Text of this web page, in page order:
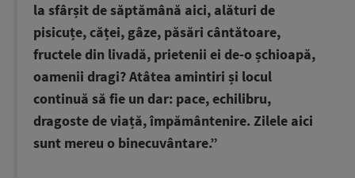
la sfârșit de săptămână aici, alături de
pisicuțe, căței, gâze, păsări cântătoare,
fructele din livadă, prietenii ei de-o șchioapă,
oamenii dragi? Atâtea amintiri și locul
continuă să fie un dar: pace, echilibru,
dragoste de viață, împământenire. Zilele aici
sunt mereu o binecuvântare.”